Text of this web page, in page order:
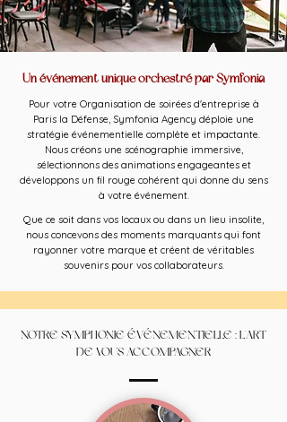
Un événement unique orchestré par Symfonia
Pour votre Organisation de soirées d'entreprise à
Paris la Défense, Symfonia Agency déploie une
stratégie événementielle complète et impactante.
Nous créons une scénographie immersive,
sélectionnons des animations engageantes et
développons un fil rouge cohérent qui donne du sens
à votre événement.
Que ce soit dans vos locaux ou dans un lieu insolite,
nous concevons des moments marquants qui font
rayonner votre marque et créent de véritables
souvenirs pour vos collaborateurs.
NOTRE SYMPHONIE ÉVÉNEMENTIELLE : L'ART
DE VOUS ACCOMPAGNER